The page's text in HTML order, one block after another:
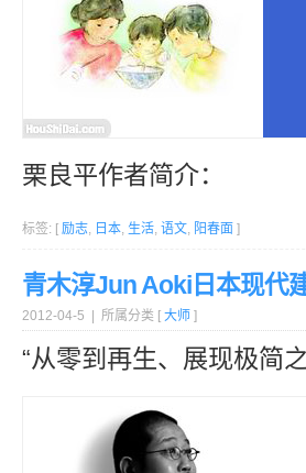
栗良平作者简介：
标签: [ 励志, 日本, 生活, 语文, 阳春面 ]
青木淳Jun Aoki日本现代
2012-04-5 | 所属分类 [ 大师 ]
“从零到再生、展现极简